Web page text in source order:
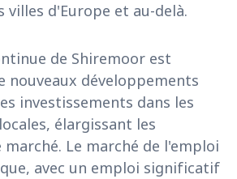
villes d'Europe et au-delà.
de Shiremoor est
nouveaux développements
investissements dans les
élargissant les
Le marché de l'emploi
avec un emploi significatif